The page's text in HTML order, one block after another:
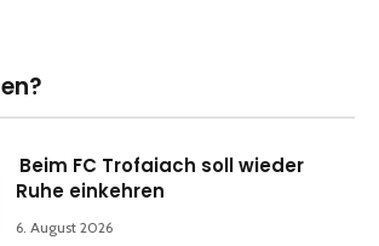
Beim FC Trofaiach soll wieder
Ruhe einkehren
6. August 2026